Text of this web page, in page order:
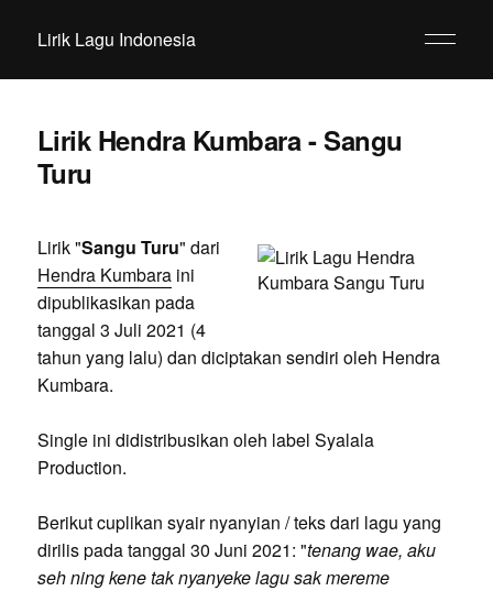
Lirik Lagu Indonesia
Lirik Hendra Kumbara - Sangu
Turu
Lirik "Sangu Turu" dari
Hendra Kumbaraini
dipublikasikan pada
tanggal 3 Juli 2021 (4
tahun yang lalu) dan diciptakan sendiri oleh Hendra
Kumbara.
Single ini didistribusikan oleh label Syalala
Production.
Berikut cuplikan syair nyanyian / teks dari lagu yang
dirilis pada tanggal 30 Juni 2021: "tenang wae, aku
seh ning kene tak nyanyeke lagu sak mereme